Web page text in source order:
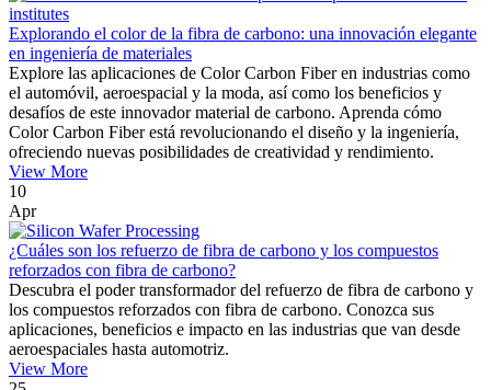
Explorando el color de la fibra de carbono: una innovación elegante
en ingeniería de materiales
Explore las aplicaciones de Color Carbon Fiber en industrias como
el automóvil, aeroespacial y la moda, así como los beneficios y
desafíos de este innovador material de carbono. Aprenda cómo
Color Carbon Fiber está revolucionando el diseño y la ingeniería,
ofreciendo nuevas posibilidades de creatividad y rendimiento.
View More
10
Apr
¿Cuáles son los refuerzo de fibra de carbono y los compuestos
reforzados con fibra de carbono?
Descubra el poder transformador del refuerzo de fibra de carbono y
los compuestos reforzados con fibra de carbono. Conozca sus
aplicaciones, beneficios e impacto en las industrias que van desde
aeroespaciales hasta automotriz.
View More